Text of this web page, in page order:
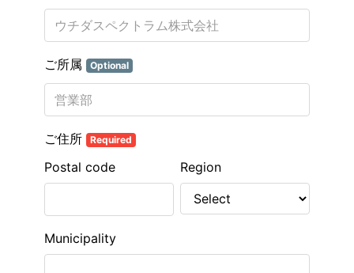
ご所属 Optional
ご住所 Required
Postal code Region
Municipality